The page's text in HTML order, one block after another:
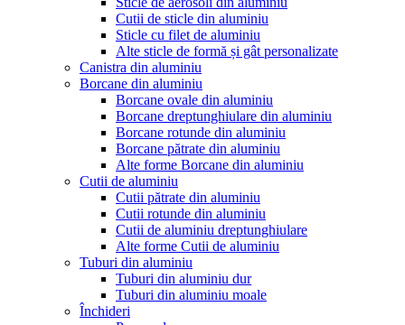
Cutii de sticle din aluminiu
Sticle cu filet de aluminiu
Alte sticle de formă și gât personalizate
Canistra din aluminiu
Borcane din aluminiu
Borcane ovale din aluminiu
Borcane dreptunghiulare din aluminiu
Borcane rotunde din aluminiu
Borcane pătrate din aluminiu
Alte forme Borcane din aluminiu
Cutii de aluminiu
Cutii pătrate din aluminiu
Cutii rotunde din aluminiu
Cutii de aluminiu dreptunghiulare
Alte forme Cutii de aluminiu
Tuburi din aluminiu
Tuburi din aluminiu dur
Tuburi din aluminiu moale
Închideri